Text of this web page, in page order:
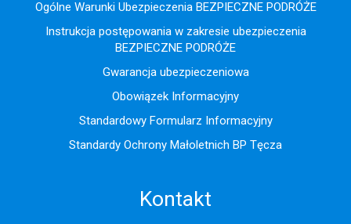
Ogólne Warunki Ubezpieczenia BEZPIECZNE PODRÓŻE
Instrukcja postępowania w zakresie ubezpieczenia
BEZPIECZNE PODRÓŻE
Gwarancja ubezpieczeniowa
Obowiązek Informacyjny
Standardowy Formularz Informacyjny
Standardy Ochrony Małoletnich BP Tęcza
Kontakt